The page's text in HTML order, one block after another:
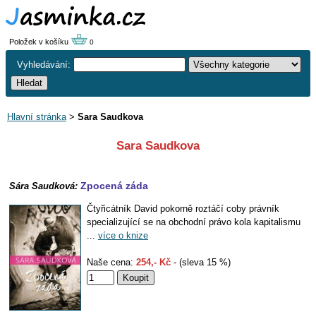
Položek v košíku 0
Vyhledávání:
Hlavní stránka> Sara Saudkova
Sara Saudkova
Sára Saudková: Zpocená záda
Čtyřicátník David pokorně roztáčí coby právník
specializující se na obchodní právo kola kapitalismu
... více o knize
Naše cena: 254,- Kč - (sleva 15 %)